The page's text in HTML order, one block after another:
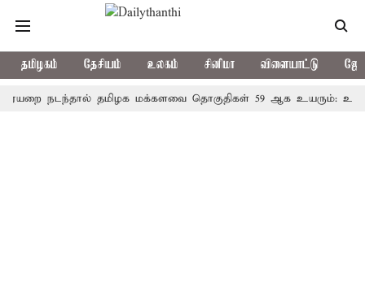
தமிழகம் தேசியம் உலகம் சினிமா விளையாட்டு
நடந்தால் தமிழக மக்களவை தொகுதிகள் 59 ஆக உயரும்: உத்தேச